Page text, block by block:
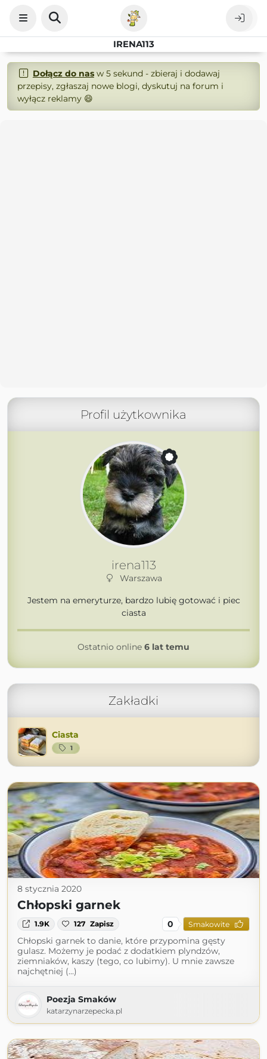
IRENA113
Dołącz do nasw 5 sekund - zbieraj i dodawaj
przepisy, zgłaszaj nowe blogi, dyskutuj na forum i
wyłącz reklamy 😄
Profil użytkownika
irena113
Warszawa
Jestem na emeryturze, bardzo lubię gotować i piec
ciasta
Ostatnio online 6 lat temu
Zakładki
Ciasta
1
8 stycznia 2020
Chłopski garnek
1.9K 127 Zapisz 0 Smakowite
Chłopski garnek to danie, które przypomina gęsty
gulasz. Możemy je podać z dodatkiem plyndzów,
ziemniaków, kaszy (tego, co lubimy). U mnie zawsze
najchętniej (...)
Poezja Smaków
katarzynarzepecka.pl